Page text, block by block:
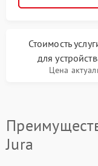
Стоимость
для
Цена
Jura